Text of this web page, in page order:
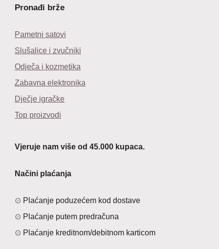
Pronađi brže
Pametni satovi
Slušalice i zvučniki
Odječa i kozmetika
Zabavna elektronika
Dječje igračke
Top proizvodi
Vjeruje nam više od 45.000 kupaca.
Načini plaćanja
Plaćanje poduzećem kod dostave
Plaćanje putem predračuna
Plaćanje kreditnom/debitnom karticom